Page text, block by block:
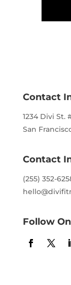
Contact
1234 Divi St.
San
Contact
(255) 352-
Follow On